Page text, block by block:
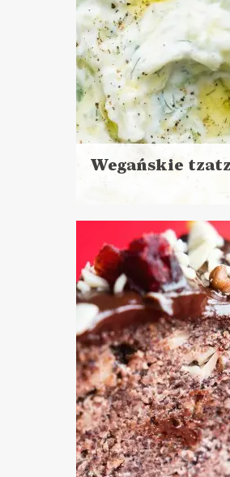
Wegańskie
więcej
Czas przygotowania:
do 30 minut
DO CHLEBA
PRZYSTAWKI
SOSY I DODATKI